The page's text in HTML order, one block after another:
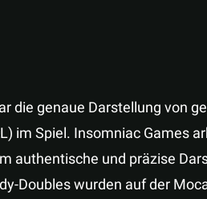
die genaue Darstellung von
im Spiel. Insomniac Games
authentische und präzise
Doubles wurden auf der